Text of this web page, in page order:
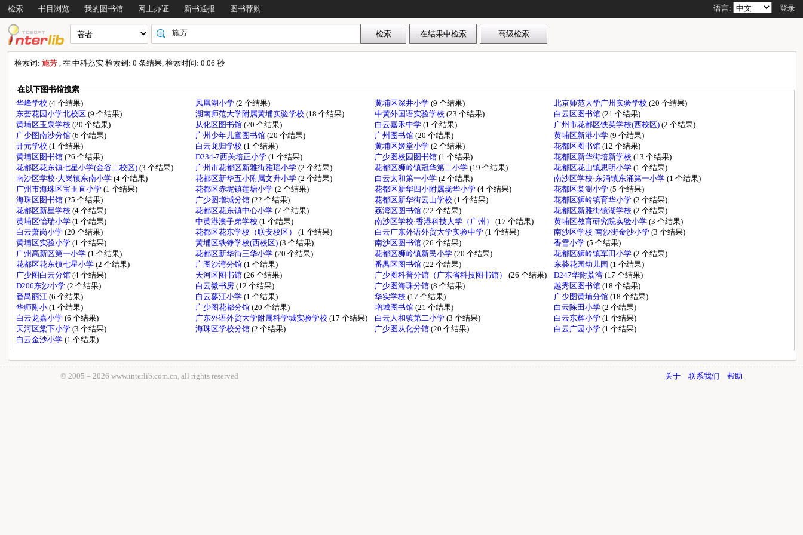
检索 书目浏览 我的图书馆 网上办证 新书通报 图书荐购 语言: 登录
检索词:施芳, 在 中科荔实 检索到: 0 条结果, 检索时间: 0.06 秒
在以下图书馆搜索
华峰学校(4 个结果) 凤凰湖小学(2 个结果) 黄埔区深井小学(9 个结果) 北京师范大学广州实验学校(20 个结果)
东荟花园小学北校区(9 个结果) 湖南师范大学附属黄埔实验学校(18 个结果) 中黄外国语实验学校(23 个结果) 白云区图书馆(21 个结果)
黄埔区玉泉学校(20 个结果) 从化区图书馆(20 个结果) 白云嘉禾中学(1 个结果) 广州市花都区铁英学校(西校区)(2 个结果)
广少图南沙分馆(6 个结果) 广州少年儿童图书馆(20 个结果) 广州图书馆(20 个结果) 黄埔区新港小学(9 个结果)
开元学校(1 个结果) 白云龙归学校(1 个结果) 黄埔区姬堂小学(2 个结果) 花都区图书馆(12 个结果)
黄埔区图书馆(26 个结果) D234-7西关培正小学(1 个结果) 广少图校园图书馆(1 个结果) 花都区新华街培新学校(13 个结果)
花都区花东镇七星小学(金谷二校区)(3 个结果) 广州市花都区新雅街雅瑶小学(2 个结果) 花都区狮岭镇冠华第二小学(19 个结果) 花都区花山镇思明小学(1 个结果)
南沙区学校·大岗镇东南小学(4 个结果) 花都区新华五小附属文升小学(2 个结果) 白云太和第一小学(2 个结果) 南沙区学校·东涌镇东涌第一小学(1 个结果)
广州市海珠区宝玉直小学(1 个结果) 花都区赤坭镇莲塘小学(2 个结果) 花都区新华四小附属珑华小学(4 个结果) 花都区棠澍小学(5 个结果)
海珠区图书馆(25 个结果) 广少图增城分馆(22 个结果) 花都区新华街云山学校(1 个结果) 花都区狮岭镇育华小学(2 个结果)
花都区新星学校(4 个结果) 花都区花东镇中心小学(7 个结果) 荔湾区图书馆(22 个结果) 花都区新雅街镜湖学校(2 个结果)
黄埔区怡瑞小学(1 个结果) 中黄港澳子弟学校(1 个结果) 南沙区学校·香港科技大学（广州）(17 个结果) 黄埔区教育研究院实验小学(3 个结果)
白云萧岗小学(20 个结果) 花都区花东学校（联安校区）(1 个结果) 白云广东外语外贸大学实验中学(1 个结果) 南沙区学校·南沙街金沙小学(3 个结果)
黄埔区实验小学(1 个结果) 黄埔区铁铮学校(西校区)(3 个结果) 南沙区图书馆(26 个结果) 香雪小学(5 个结果)
广州高新区第一小学(1 个结果) 花都区新华街三华小学(20 个结果) 花都区狮岭镇新民小学(20 个结果) 花都区狮岭镇军田小学(2 个结果)
花都区花东镇七星小学(2 个结果) 广图沙湾分馆(1 个结果) 番禺区图书馆(22 个结果) 东荟花园幼儿园(1 个结果)
广少图白云分馆(4 个结果) 天河区图书馆(26 个结果) 广少图科普分馆（广东省科技图书馆）(26 个结果) D247华附荔湾(17 个结果)
D206东沙小学(2 个结果) 白云微书房(12 个结果) 广少图海珠分馆(8 个结果) 越秀区图书馆(18 个结果)
番禺丽江(6 个结果) 白云蓼江小学(1 个结果) 华实学校(17 个结果) 广少图黄埔分馆(18 个结果)
华师附小(1 个结果) 广少图花都分馆(20 个结果) 增城图书馆(21 个结果) 白云陈田小学(2 个结果)
白云龙嘉小学(6 个结果) 广东外语外贸大学附属科学城实验学校(17 个结果) 白云人和镇第二小学(3 个结果) 白云东辉小学(1 个结果)
天河区棠下小学(3 个结果) 海珠区学校分馆(2 个结果) 广少图从化分馆(20 个结果) 白云广园小学(1 个结果)
白云金沙小学(1 个结果)
© 2005－ 2026 www.interlib.com.cn, all rights reserved 关于 联系我们 帮助